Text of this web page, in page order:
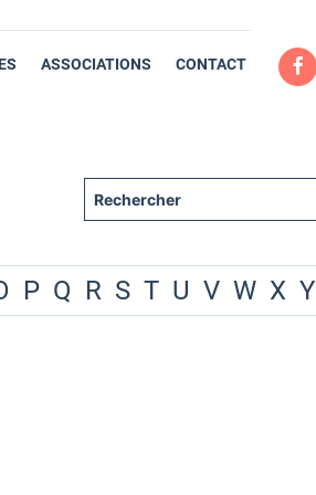
ASSOCIATIONS CONTACT
P Q R S T U V W X Y